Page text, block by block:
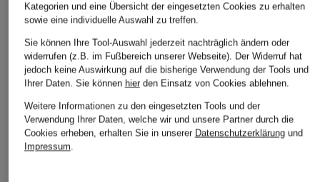
Weitere Kategorien
Abendkleider
Kategorien und eine Übersicht der eingesetzten Cookies zu erhalten
sowie eine individuelle Auswahl zu treffen.
Sie können Ihre Tool-Auswahl jederzeit nachträglich ändern oder
widerrufen (z.B. im Fußbereich unserer Webseite). Der Widerruf hat
jedoch keine Auswirkung auf die bisherige Verwendung der Tools und
Ihrer Daten. Sie können hierden Einsatz von Cookies ablehnen.
Weitere Informationen zu den eingesetzten Tools und der
Verwendung Ihrer Daten, welche wir und unsere Partner durch die
Cookies erheben, erhalten Sie in unserer Datenschutzerklärungund
Impressum.